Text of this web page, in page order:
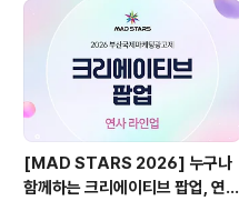
기
[MAD STARS 2026] 누구나
함께하는 크리에이티브 팝업, 연사